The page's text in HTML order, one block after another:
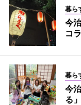
暮ら
今
コ
暮ら
今
る